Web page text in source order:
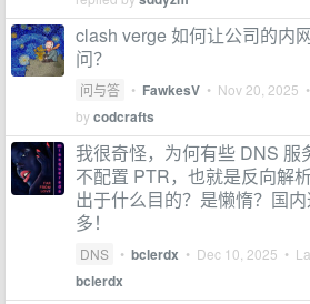
clash verge 如何让公司的内
问？
问与答 • FawkesV • Nov 20, 2025
bycodcrafts
我很奇怪，为何有些 DNS 服
不配置 PTR，也就是反向解
出于什么目的？是懒惰？国
多！
DNS • bclerdx • Dec 10, 2025 •
bclerdx